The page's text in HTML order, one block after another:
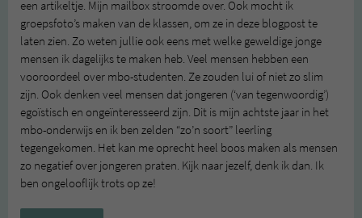
een artikeltje. Mijn mailbox stroomde over. Ook mocht ik
groepsfoto’s maken van de klassen, om ze in deze blogpost te
laten zien. Zo weten jullie ook eens met welke geweldige jonge
mensen ik dagelijks te maken heb. Veel mensen hebben een
vooroordeel over mbo-studenten. Ze zouden lui of niet zo slim
zijn. Ook denken veel mensen dat jongeren (‘van tegenwoordig’)
egoïstisch en ongeïnteresseerd zijn. Dit is mijn achtste jaar in het
mbo-onderwijs en ik ben zelden “zo’n soort” leerling
tegengekomen. Het kan me oprecht heel boos maken als mensen
zo negatief over jongeren praten. Kijk naar jezelf, denk ik dan. Ik
ben ongelooflijk trots op ze!